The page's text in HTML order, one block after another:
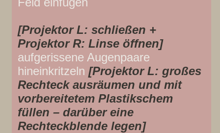
[Projektor L: schließen +
Projektor R: Linse öffnen]
aufgerissene Augenpaare
hineinkritzeln [Projektor L: großes
Rechteck ausräumen und mit
vorbereitetem Plastikschem
füllen – darüber eine
Rechteckblende legen]